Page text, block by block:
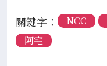
關鍵字： NCC
阿宅